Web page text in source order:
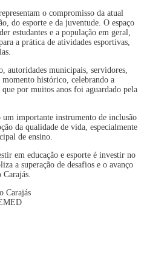
o compromisso da atual
do esporte e da juventude. O espaço
estudantes e a população em geral,
a prática de atividades esportivas,
autoridades municipais, servidores,
histórico, celebrando a
por muitos anos foi aguardado pela
importante instrumento de inclusão
da qualidade de vida, especialmente
de ensino.
em educação e esporte é investir no
a superação de desafios e o avanço
Carajás